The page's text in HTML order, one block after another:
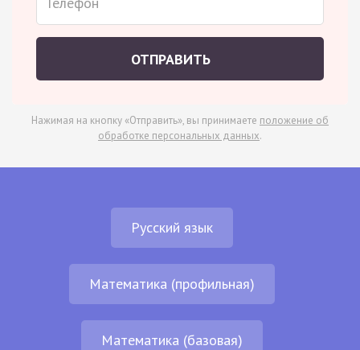
ОТПРАВИТЬ
Нажимая на кнопку «Отправить», вы принимаете положение об
обработке персональных данных.
Русский язык
Математика (профильная)
Математика (базовая)